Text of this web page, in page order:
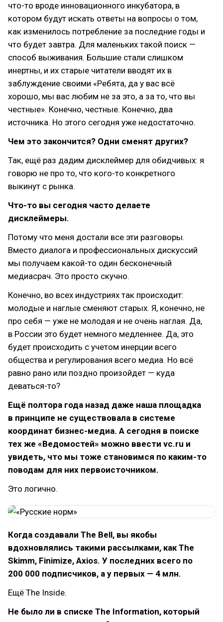
что-то вроде инновационного инкубатора, в
котором будут искать ответы на вопросы о том,
как изменилось потребление за последние годы и
что будет завтра. Для маленьких такой поиск —
способ выживания. Большие стали слишком
инертны, и их старые читатели вводят их в
заблуждение своими «Ребята, да у вас всё
хорошо, мы вас любим не за это, а за то, что вы
честные». Конечно, честные. Конечно, два
источника. Но этого сегодня уже недостаточно.
Чем это закончится? Одни сменят других?
Так, ещё раз дадим дисклеймер для обидчивых: я
говорю не про то, что кого-то конкретного
выкинут с рынка.
Что-то вы сегодня часто делаете
дисклеймеры.
Потому что меня достали все эти разговоры.
Вместо диалога и профессиональных дискуссий
мы получаем какой-то один бесконечный
медиасрач. Это просто скучно.
Конечно, во всех индустриях так происходит:
молодые и наглые сменяют старых. Я, конечно, не
про себя — уже не молодая и не очень наглая. Да,
в России это будет немного медленнее. Да, это
будет происходить с учетом инерции всего
общества и регулирования всего медиа. Но всё
равно рано или поздно произойдет — куда
деваться-то?
Ещё полтора года назад даже наша площадка
в принципе не существовала в системе
координат бизнес-медиа. А сегодня в поиске
тех же «Ведомостей» можно ввести vc.ru и
увидеть, что мы тоже становимся по каким-то
поводам для них первоисточником.
Это логично.
Когда создавали The Bell, вы якобы
вдохновлялись такими рассылками, как The
Skimm, Finimize, Axios. У последних всего по
200 000 подписчиков, а у первых — 4 млн.
Ещё The Inside.
Не было ли в списке The Information, который